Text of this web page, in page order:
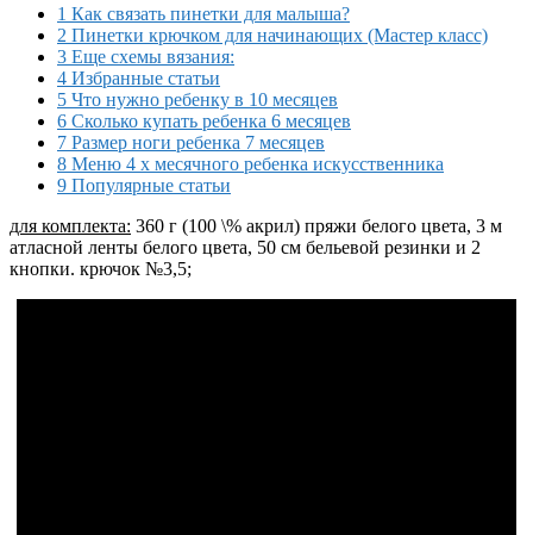
1 Как связать пинетки для малыша?
2 Пинетки крючком для начинающих (Мастер класс)
3 Еще схемы вязания:
4 Избранные статьи
5 Что нужно ребенку в 10 месяцев
6 Сколько купать ребенка 6 месяцев
7 Размер ноги ребенка 7 месяцев
8 Меню 4 х месячного ребенка искусственника
9 Популярные статьи
для комплекта: 360 г (100 \% акрил) пряжи белого цвета, 3 м
атласной ленты белого цвета, 50 см бельевой резинки и 2
кнопки. крючок №3,5;